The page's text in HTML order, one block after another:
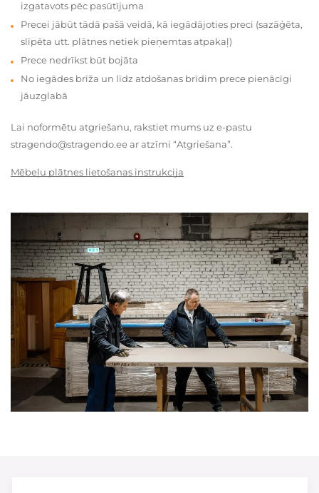
izgatavots pēc pasūtījuma
Precei jābūt tādā pašā veidā, kā iegādājoties preci (sazāģēta,
slīpēta utt. plātnes netiek pieņemtas atpakaļ)
Prece nedrīkst būt bojāta
No iegādes brīža un līdz atdošanas brīdim prece pienācīgi
jāuzglabā
Lai noformētu atgriešanu, rakstiet mums uz e-pastu
stragendo@stragendo.ee ar atzīmi “Atgriešana”.
Mēbeļu plātnes lietošanas instrukcija